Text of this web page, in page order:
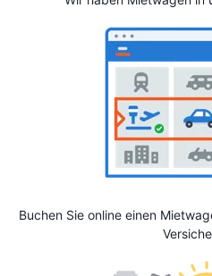
Buchen Sie online einen